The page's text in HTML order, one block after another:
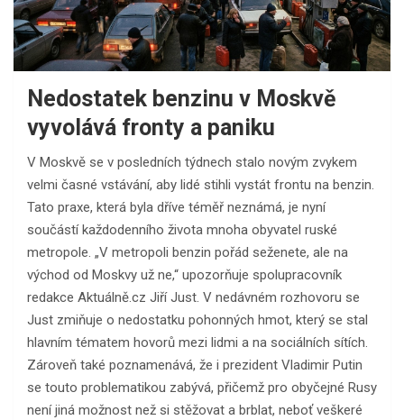
Nedostatek benzinu v Moskvě
vyvolává fronty a paniku
V Moskvě se v posledních týdnech stalo novým zvykem
velmi časné vstávání, aby lidé stihli vystát frontu na benzin.
Tato praxe, která byla dříve téměř neznámá, je nyní
součástí každodenního života mnoha obyvatel ruské
metropole. „V metropoli benzin pořád seženete, ale na
východ od Moskvy už ne,“ upozorňuje spolupracovník
redakce Aktuálně.cz Jiří Just. V nedávném rozhovoru se
Just zmiňuje o nedostatku pohonných hmot, který se stal
hlavním tématem hovorů mezi lidmi a na sociálních sítích.
Zároveň také poznamenává, že i prezident Vladimir Putin
se touto problematikou zabývá, přičemž pro obyčejné Rusy
není jiná možnost než si stěžovat a brblat, neboť veškeré